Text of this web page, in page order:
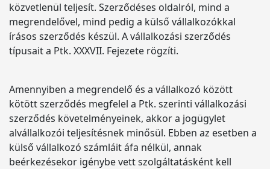
közvetlenül teljesít. Szerződéses oldalról, mind a
megrendelővel, mind pedig a külső vállalkozókkal
írásos szerződés készül. A vállalkozási szerződés
típusait a Ptk. XXXVII. Fejezete rögzíti.
Amennyiben a megrendelő és a vállalkozó között
kötött szerződés megfelel a Ptk. szerinti vállalkozási
szerződés követelményeinek, akkor a jogügylet
alvállalkozói teljesítésnek minősül. Ebben az esetben a
külső vállalkozó számláit áfa nélkül, annak
beérkezésekor igénybe vett szolgáltatásként kell